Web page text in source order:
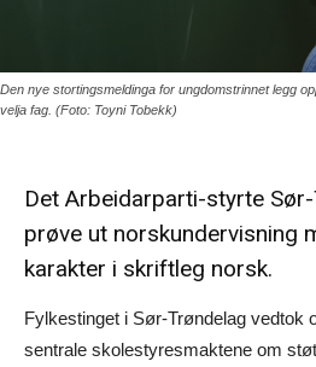
Den nye stortingsmeldinga for ungdomstrinnet legg
velja fag. (Foto: Toyni Tobekk)
Det Arbeidarparti-styrte
prøve ut norskundervisning
karakter i skriftleg norsk.
Fylkestinget i Sør-Trøndelag vedtok
sentrale skolestyresmaktene om